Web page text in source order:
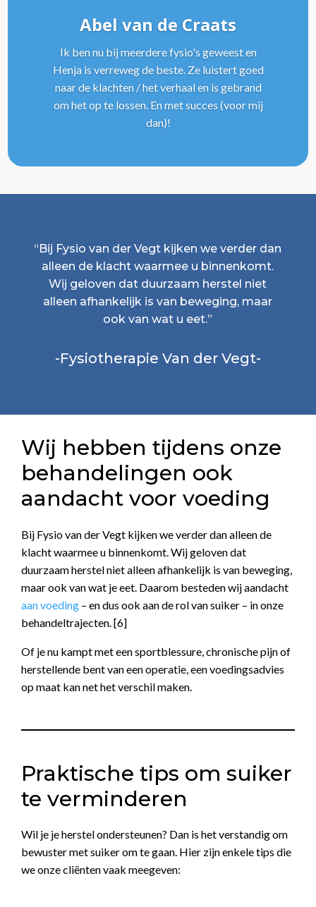
Abel van de Craats
Ik ben nu bij meerdere fysio's geweest en
Henja is verreweg de beste. Ze luistert goed
naar de klachten / het verhaal en is gebrand
om het op te lossen. En met succes (voor mij
dan)!
“Bij Fysio van der Vegt kijken we verder dan
alleen de klacht waarmee u binnenkomt.
Wij geloven dat duurzaam herstel niet
alleen afhankelijk is van beweging, maar
ook van wat u eet.”
-Fysiotherapie Van der Vegt-
Wij hebben tijdens onze
behandelingen ook
aandacht voor voeding
Bij Fysio van der Vegt kijken we verder dan alleen de
klacht waarmee u binnenkomt. Wij geloven dat
duurzaam herstel niet alleen afhankelijk is van beweging,
maar ook van wat je eet. Daarom besteden wij aandacht
aan voeding – en dus ook aan de rol van suiker – in onze
behandeltrajecten. [6]
Of je nu kampt met een sportblessure, chronische pijn of
herstellende bent van een operatie, een voedingsadvies
op maat kan net het verschil maken.
Praktische tips om suiker
te verminderen
Wil je je herstel ondersteunen? Dan is het verstandig om
bewuster met suiker om te gaan. Hier zijn enkele tips die
we onze cliënten vaak meegeven: